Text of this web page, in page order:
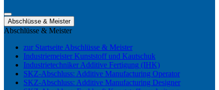
Abschlüsse & Meister
Abschlüsse & Meister
zur Startseite Abschlüsse & Meister
Industriemeister Kunststoff und Kautschuk
Industrietechniker Additive Fertigung (IHK)
SKZ-Abschluss: Additive Manufacturing Operator
SKZ-Abschluss: Additive Manufacturing Designer